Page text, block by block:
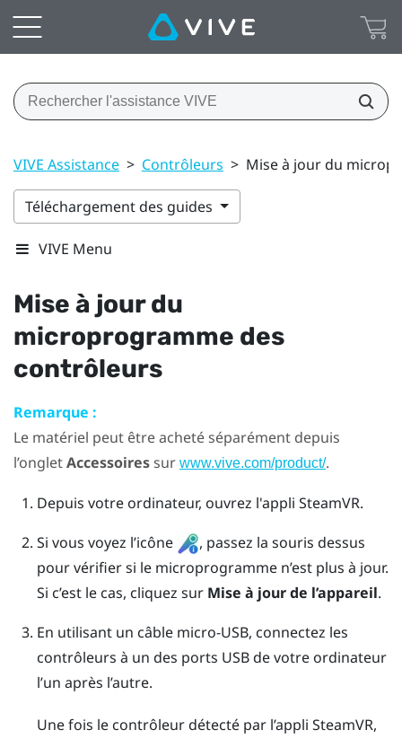
VIVE Assistance > Contrôleurs > Mise à jour du
Téléchargement des guides
VIVE Menu
Mise à jour du
microprogramme des
contrôleurs
Remarque :
Le matériel peut être acheté séparément depuis
l’ongletAccessoiressur www.vive.com/product/.
Depuis votre ordinateur, ouvrez l'appli SteamVR.
Si vous voyez l’icône
, passez la souris dessus
pour vérifier si le microprogramme n’est plus à jour.
Si c’est le cas, cliquez sur Mise à jour de l’appareil.
En utilisant un câble micro-USB, connectez les
contrôleurs à un des ports USB de votre ordinateur
l’un après l’autre.
Une fois le contrôleur détecté par l’appli SteamVR,